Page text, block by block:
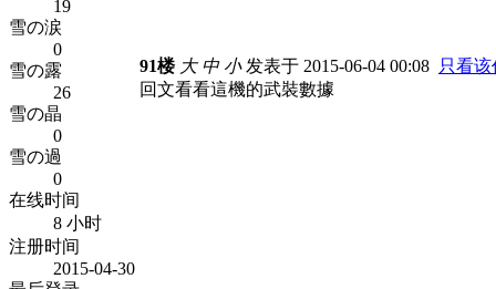
19
雪の涙
0
雪の露
26
雪の晶
0
雪の過
0
在线时间
8 小时
注册时间
2015-04-30
91楼 大 中 小发表于 2015-06-04 00:08 只看该
回文看看這機的武裝數據